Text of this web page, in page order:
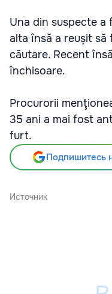
Una din suspecte a
alta însă a reușit
căutare. Recent
închisoare.
Procurorii
35 ani a mai fost
furt.
Подпишитесь
Источник